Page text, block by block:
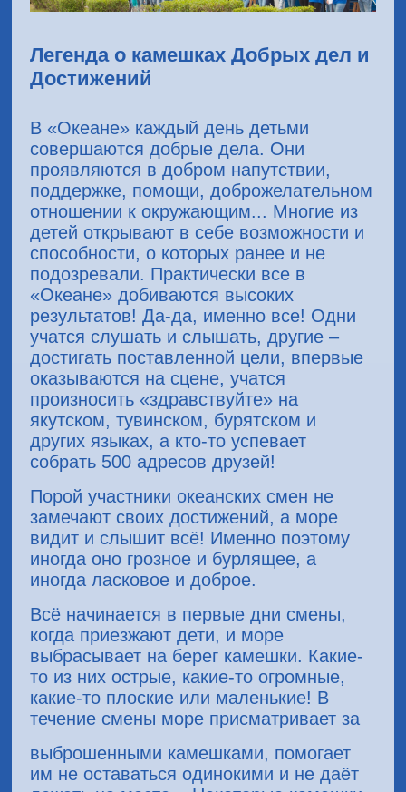
Легенда о камешках Добрых дел и
Достижений
В «Океане» каждый день детьми
совершаются добрые дела. Они
проявляются в добром напутствии,
поддержке, помощи, доброжелательном
отношении к окружающим... Многие из
детей открывают в себе возможности и
способности, о которых ранее и не
подозревали. Практически все в
«Океане» добиваются высоких
результатов! Да-да, именно все! Одни
учатся слушать и слышать, другие –
достигать поставленной цели, впервые
оказываются на сцене, учатся
произносить «здравствуйте» на
якутском, тувинском, бурятском и
других языках, а кто-то успевает
собрать 500 адресов друзей!
Порой участники океанских смен не
замечают своих достижений, а море
видит и слышит всё! Именно поэтому
иногда оно грозное и бурлящее, а
иногда ласковое и доброе.
Всё начинается в первые дни смены,
когда приезжают дети, и море
выбрасывает на берег камешки. Какие-
то из них острые, какие-то огромные,
какие-то плоские или маленькие! В
течение смены море присматривает за
выброшенными камешками, помогает
им не оставаться одинокими и не даёт